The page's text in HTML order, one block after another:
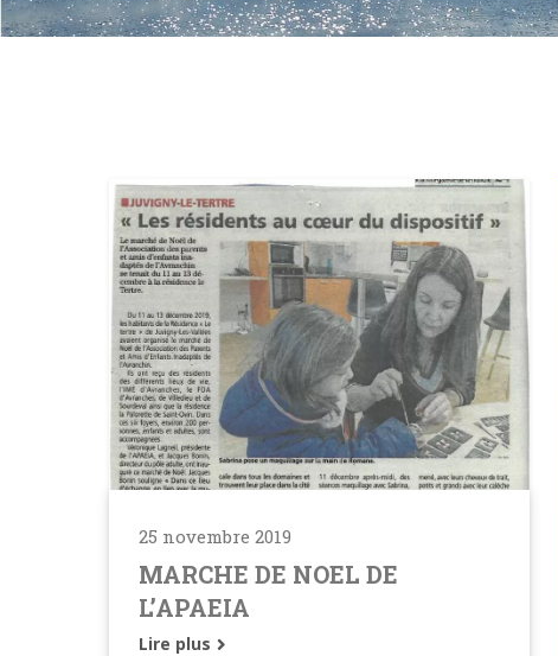
25 novembre 2019
MARCHE DE NOEL DE
L’APAEIA
Lire plus